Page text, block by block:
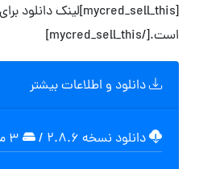
است.[/mycred_sell_this]
دانلود و اطلاعات بیشتر
دانلود نسخه ۲.۸.۶ /